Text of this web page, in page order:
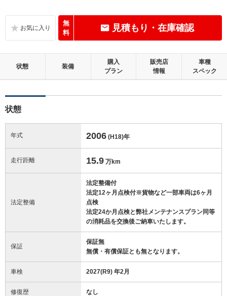
無
料
見積もり・在庫確認
状態 装備
購入
プラン
販売店
情報
車種
スペック
状態
年式 2006 (H18)年
走行距離 15.9 万km
法定整備
法定整備付
法定12ヶ月点検付※貨物など一部車両は6ヶ月
点検
法定24か月点検と弊社メンテナンスプラン同等
の消耗品を交換後ご納車いたします。
保証
保証無
無償・有償保証とも無となります。
車検 2027(R9) 年2月
修復歴 なし